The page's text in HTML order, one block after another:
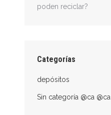
poden reciclar?
Categorías
depósitos
Sin categoría @ca @ca